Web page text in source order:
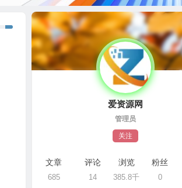
爱资源网
管理员
关注
文章
685
评论
14
浏览
385.8千
粉丝
0